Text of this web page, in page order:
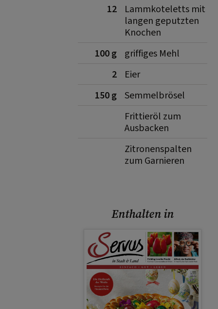
12
Lammkoteletts mit
langen geputzten
Knochen
100 g
griffiges Mehl
2
Eier
150 g Semmelbrösel
Frittieröl zum
Ausbacken
Zitronenspalten
zum Garnieren
Enthalten in